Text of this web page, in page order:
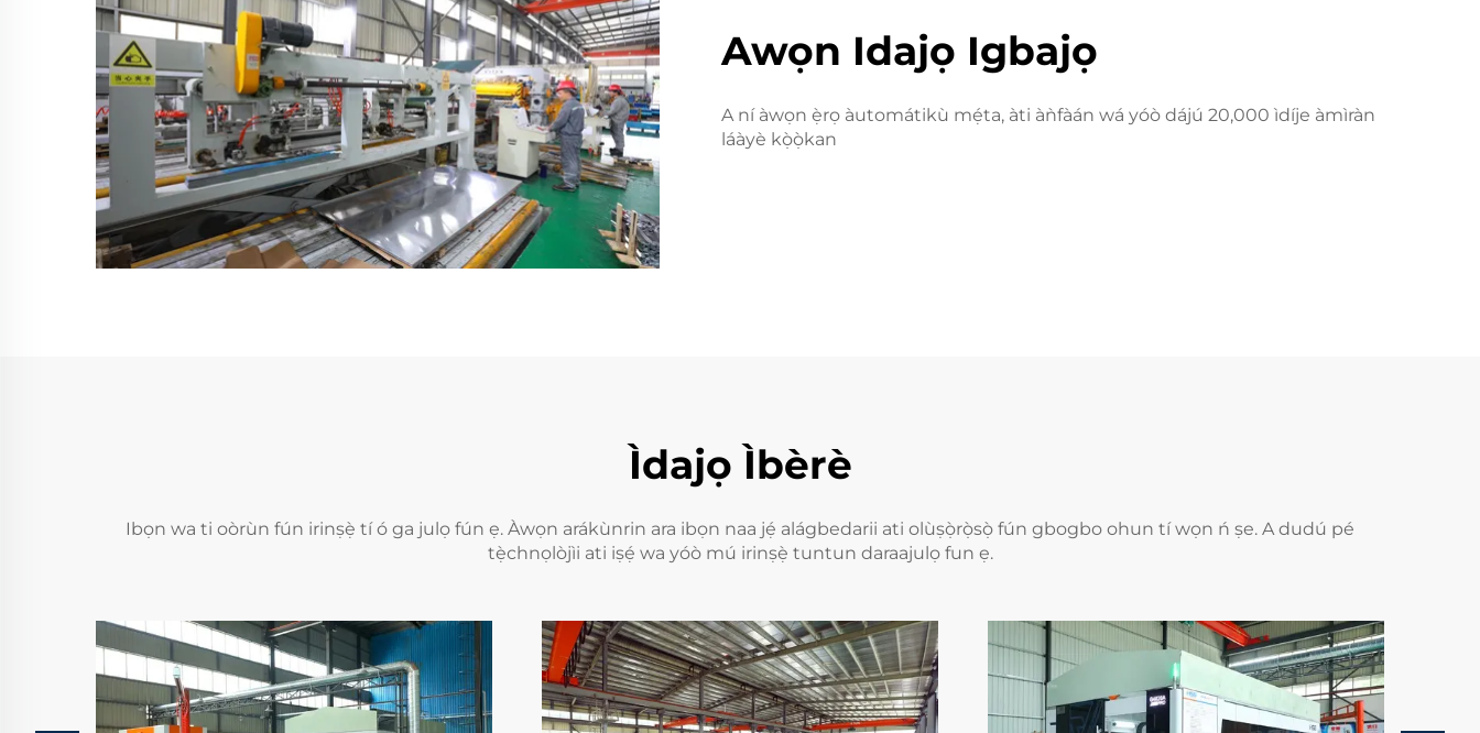
Awọn Idajọ Igbajọ
A ní àwọn ẹ̀rọ àutomátikù mẹ́ta, àti àǹfàán wá yóò dájú 20,000 ìdíje àmìràn
láàyè kọ̀ọ̀kan
Ìdajọ Ìbèrè
Ibọn wa ti oòrùn fún irinṣẹ̀ tí ó ga julọ fún ẹ. Àwọn arákùnrin ara ibọn naa jẹ́ alágbedarii ati olùṣọ̀rọ̀sọ̀ fún gbogbo ohun tí wọn ń ṣe. A dudú pé
tẹ̀chnọlòjìi ati iṣẹ́ wa yóò mú irinṣẹ̀ tuntun daraajulọ fun ẹ.